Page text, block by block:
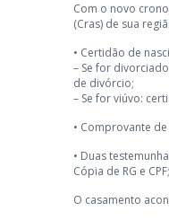
Com o novo
(Cras) de sua
• Certidão de
– Se for
de divórcio;
– Se for viúvo:
• Comprovante
• Duas
Cópia de RG e CPF;
O casamento